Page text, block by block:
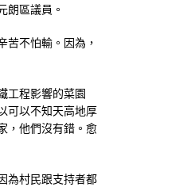
朗區議員。
苦不怕輸。因為，
工程影響的菜園
可以不知天高地厚
，他們沒有錯。愈
為村民跟支持者都